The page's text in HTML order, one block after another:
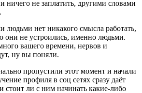
ничего не заплатить, другими словами
людьми нет никакого смысла работать,
не устроились, именно людьми.
вашего времени, нервов и
ну вы поняли.
пропустили этот момент и начали
профиля в соц сетях сразу даёт
стоит ли с ним начинать какие-либо